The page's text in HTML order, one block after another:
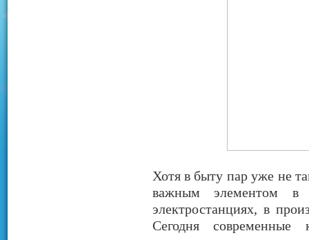
Хотя в быту пар уже не
важным элементом в
электростанциях, в
Сегодня